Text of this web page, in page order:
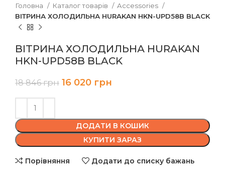
Головна Каталог товарів
Accessories
ВІТРИНА ХОЛОДИЛЬНА HURAKAN HKN-UPD58B BLACK
ВІТРИНА ХОЛОДИЛЬНА HURAKAN
HKN-UPD58B BLACK
18 846грн 16 020 грн
ДОДАТИ В КОШИК
КУПИТИ ЗАРАЗ
Порівняння Додати до списку бажань